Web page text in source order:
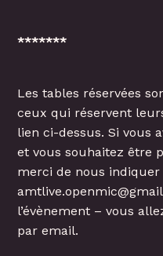
*******
Les tables réservées
ceux qui réservent
lien ci-dessus. Si vous
et vous souhaitez être
merci de nous
l’évènement – vous
par email.